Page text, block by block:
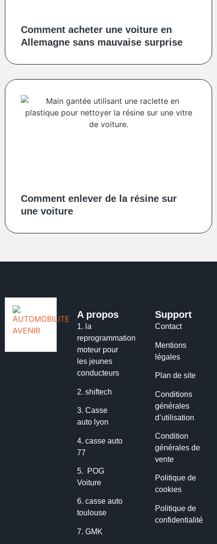
Comment acheter une voiture en
Allemagne sans mauvaise surprise
Comment enlever de la résine sur
une voiture
A propos
1. la
reprogrammation
moteur pour
les jeunes
conducteurs
2.shiftech
3.Casse
auto lyon
4.casse auto
77
5. POG
Voiture
6.casse auto
toulouse
7.GMK
Support
Contact
Mentions
légales
Plan de site
Conditions
générales
d’utilisation
Condition
générales de
vente
Politique de
cookies
Politique de
confidentialité